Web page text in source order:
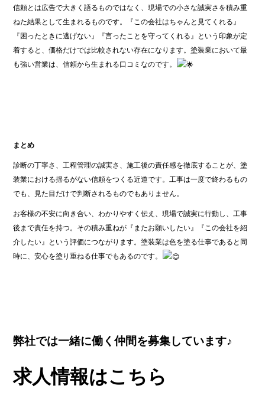
信頼とは広告で大きく語るものではなく、現場での小さな誠実さを積み重
ねた結果として生まれるものです。『この会社はちゃんと見てくれる』
『困ったときに逃げない』『言ったことを守ってくれる』という印象が定
着すると、価格だけでは比較されない存在になります。塗装業において最
も強い営業は、信頼から生まれる口コミなのです。
まとめ
診断の丁寧さ、工程管理の誠実さ、施工後の責任感を徹底することが、塗
装業における揺るがない信頼をつくる近道です。工事は一度で終わるもの
でも、見た目だけで判断されるものでもありません。
お客様の不安に向き合い、わかりやすく伝え、現場で誠実に行動し、工事
後まで責任を持つ。その積み重ねが『またお願いしたい』『この会社を紹
介したい』という評価につながります。塗装業は色を塗る仕事であると同
時に、安心を塗り重ねる仕事でもあるのです。
弊社では一緒に働く仲間を募集しています♪
求人情報はこちら